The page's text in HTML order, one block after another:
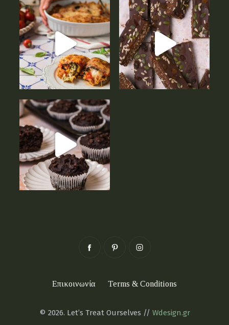
© 2026. Let’s Treat Ourselves // Wdesign.gr
Επικοινωνία Terms & Conditions